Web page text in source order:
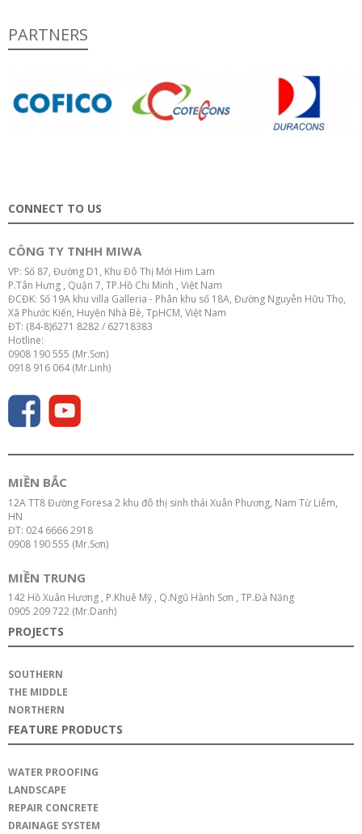
PARTNERS
CONNECT TO US
CÔNG TY TNHH MIWA
VP: Số 87, Đường D1, Khu Đô Thị Mới Him Lam
P.Tân Hưng , Quận 7, TP.Hồ Chi Minh , Việt Nam
ĐCĐK: Số 19A khu villa Galleria - Phân khu số 18A, Đường Nguyễn Hữu Thọ,
Xã Phước Kiến, Huyện Nhà Bè, TpHCM, Việt Nam
ĐT: (84-8)6271 8282 / 62718383
Hotline:
0908 190 555 (Mr.Sơn)
0918 916 064 (Mr.Linh)
MIỀN BẮC
12A TT8 Đường Foresa 2 khu đô thị sinh thái Xuân Phương, Nam Từ Liêm,
HN
ĐT: 024 6666 2918
0908 190 555 (Mr.Sơn)
MIỀN TRUNG
142 Hồ Xuân Hương , P.Khuê Mỹ , Q.Ngũ Hành Sơn , TP.Đà Năng
0905 209 722 (Mr.Danh)
PROJECTS
SOUTHERN
THE MIDDLE
NORTHERN
FEATURE PRODUCTS
WATER PROOFING
LANDSCAPE
REPAIR CONCRETE
DRAINAGE SYSTEM